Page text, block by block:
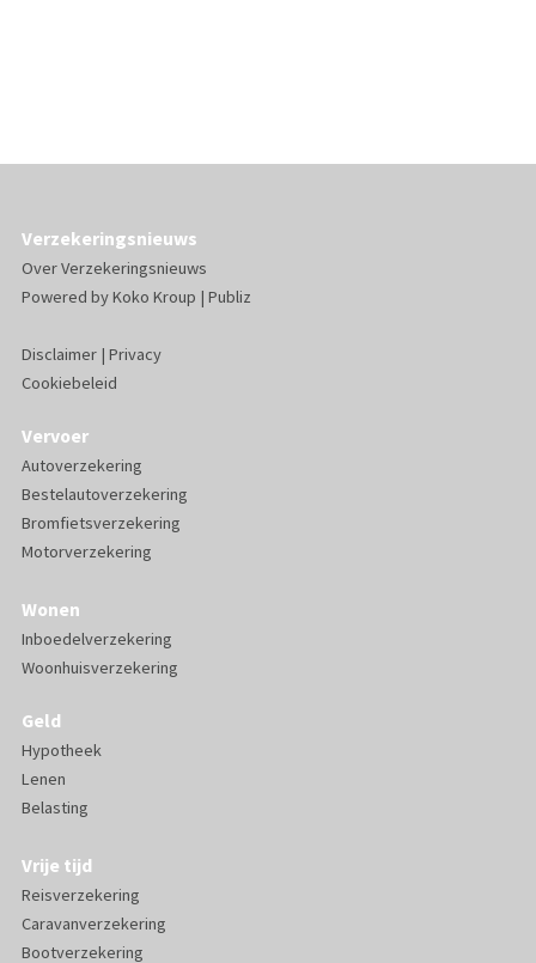
Verzekeringsnieuws
Over Verzekeringsnieuws
Powered byKoko Kroup | Publiz
Disclaimer| Privacy
Cookiebeleid
Vervoer
Autoverzekering
Bestelautoverzekering
Bromfietsverzekering
Motorverzekering
Wonen
Inboedelverzekering
Woonhuisverzekering
Geld
Hypotheek
Lenen
Belasting
Vrije tijd
Reisverzekering
Caravanverzekering
Bootverzekering